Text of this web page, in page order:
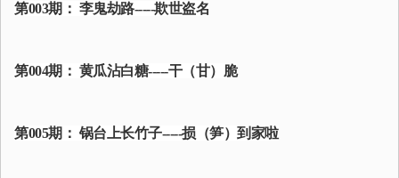
第003期： 李鬼劫路-----欺世盗名
第004期： 黄瓜沾白糖-----干（甘）脆
第005期： 锅台上长竹子-----损（笋）到家啦